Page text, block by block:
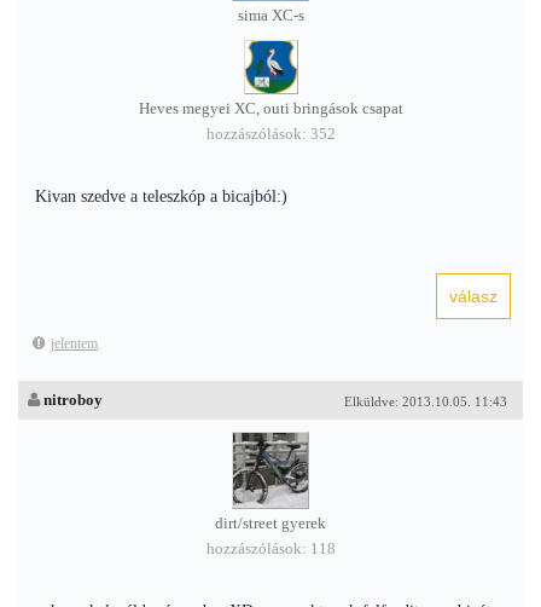
sima XC-s
Heves megyei XC, outi bringások csapat
hozzászólások: 352
Kivan szedve a teleszkóp a bicajból:)
jelentem
Elküldve: 2013.10.05. 11:43
nitroboy
dirt/street gyerek
hozzászólások: 118